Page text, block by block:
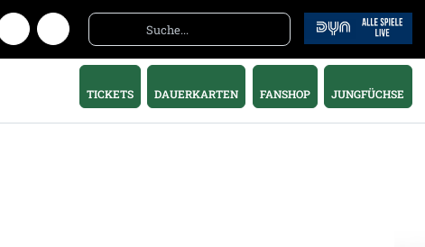
TICKETS DAUERKARTEN FANSHOP JUNGFÜCHSE